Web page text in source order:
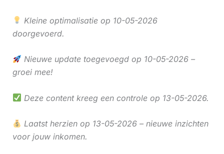
Kleine optimalisatie op 10-05-2026
doorgevoerd.
Nieuwe update toegevoegd op 10-05-2026 –
groei mee!
Deze content kreeg een controle op 13-05-2026.
Laatst herzien op 13-05-2026 – nieuwe inzichten
voor jouw inkomen.